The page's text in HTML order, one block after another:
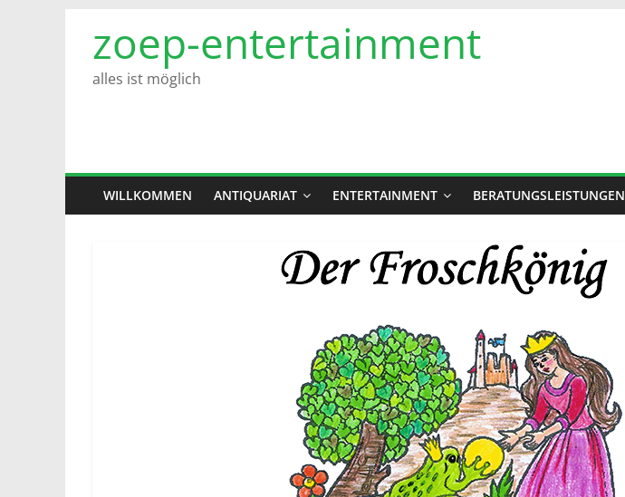
Inhalt
springen
zoep-entertainment
alles ist möglich
WILLKOMMEN ANTIQUARIAT ENTERTAINMENT BERATUNGSLEISTUNGEN